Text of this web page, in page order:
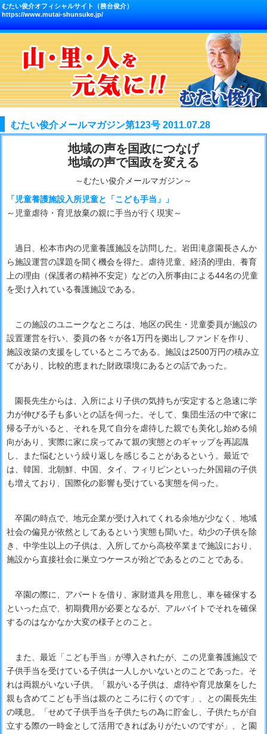
むたい俊介オフィシャルサイト（務台俊介）
https://www.mutai-shunsuke.jp/
むたい俊介メールマガジン第123号 2011.07.28
地域の声を国政につなげ
地域の声で国政を変える
～むたい俊介メールマガジン～
「児童養護施設入所児童と「こども手当」」
～児童虐待・育児放棄の親に手当が行く現実～
過日、松本市内の児童養護施設を訪問した。岩田滝彦園長さんか
ら施設運営の課題を聞く機会を得た。虐待児童、経済的理由、養育
上の理由（保護者の精神不安定）などの入所事由による44名の児童
を受け入れている養護施設である。
この施設のユニークなところは、地区の民生・児童委員が施設の
設置運営を行い、委員の各々が各1万円を拠出しファンドを作り、
施設改築の支援をしているところである。施設は2500万円の積み立
てがあり、比較的恵まれた財政環境にあるとの話であった。
園長先生からは、入所により子供の気持ちが安定すると急速に学
力が伸びる子も多いとの話を伺った。そして、集団生活の中で家に
帰る子がいると、それを見て自分を虐待した親でも美化し始める傾
向があり、実際に家に戻ってみて親の実態とのギャップを再認識
し、また悩むという繰り返しを感じることがあるという。最近で
は、韓国、北朝鮮、中国、タイ、フィリピンといった外国籍の子供
も増えており、国際化の影響も受けている実態を伺った。
卒園の時点で、地元企業が受け入れてくれる余地が少なく、地域
社会の偏見が依然としてあるという実態も聞いた。幼少の子供を除
き、中学生以上の子供は、入所してから高校卒業まで施設におり、
施設から直接社会に巣立つケースが殆どであるとのことである。
卒園の際に、アパートを借り、家財道具を用意し、車を確保する
といった点で、初期費用が必要となるが、アルバイトでそれを確保
するのはなかなか大変の様子とのこと。
また、最近「こども手当」が導入されたが、この児童養護施設で
子供手当を受けている子供は一人しかいないとのことであった。そ
れは両親がいない子供。「親がいる子供は、虐待や育児放棄をした
親も含めてこども手当は親のところに行くのです」、との園長先生
の嘆息。「せめて子供手当を子供たちの為に貯金し、子供たちが自
立する際の一時金として活用できればありがたいのですが」、と園